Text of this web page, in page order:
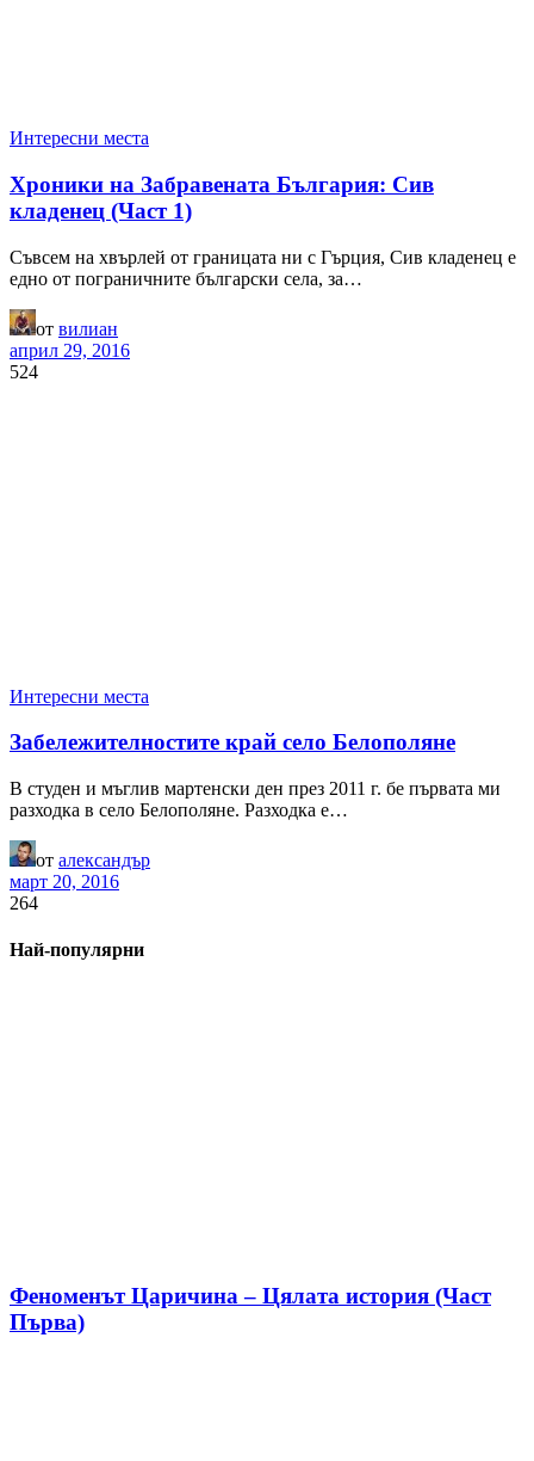
Интересни места
Хроники на Забравената България: Сив
кладенец (Част 1)
Съвсем на хвърлей от границата ни с Гърция, Сив кладенец е
едно от пограничните български села, за…
от вилиан
април 29, 2016
524
Интересни места
Забележителностите край село Белополяне
В студен и мъглив мартенски ден през 2011 г. бе първата ми
разходка в село Белополяне. Разходка е…
от александър
март 20, 2016
264
Най-популярни
Феноменът Царичина – Цялата история (Част
Първа)